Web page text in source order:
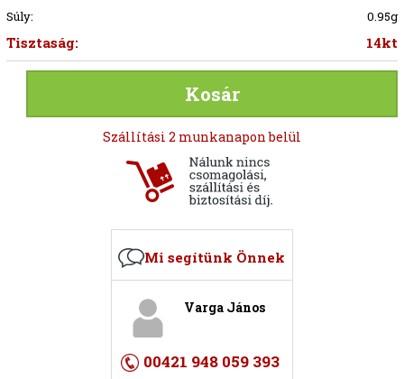
Súly:
0.95g
Tisztaság: 14kt
Kosár
Szállítási 2 munkanapon belül
Mi segítünk Önnek
Varga János
00421 948 059 393